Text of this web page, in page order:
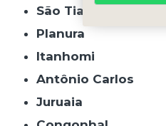
São Tiago
Planura
Itanhomi
Antônio Carlos
Juruaia